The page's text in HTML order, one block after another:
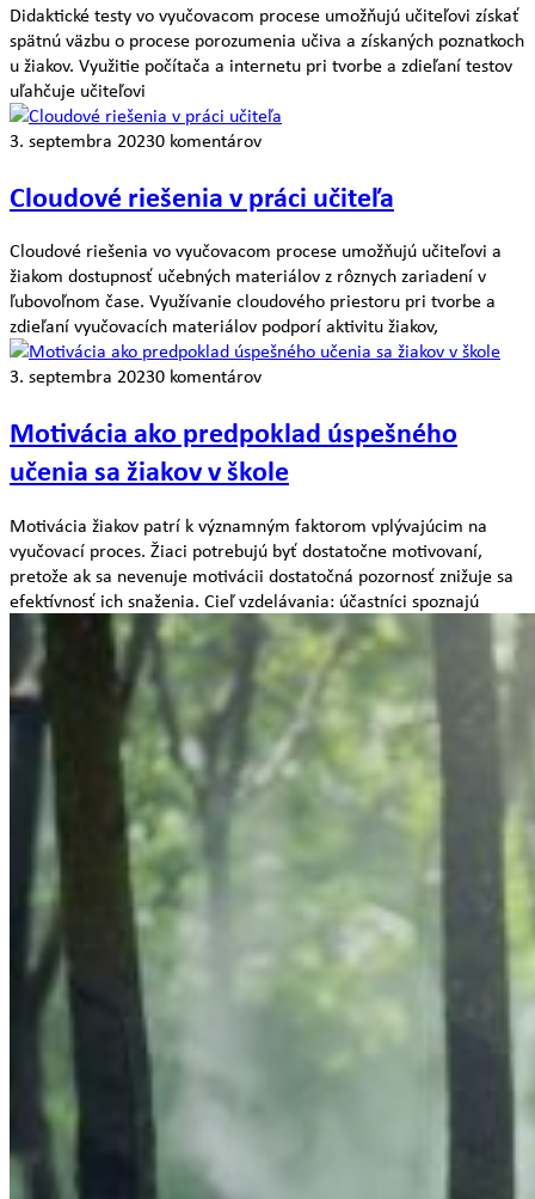
Didaktické testy vo vyučovacom procese umožňujú učiteľovi získať
spätnú väzbu o procese porozumenia učiva a získaných poznatkoch
u žiakov. Využitie počítača a internetu pri tvorbe a zdieľaní testov
uľahčuje učiteľovi
3. septembra 20230 komentárov
Cloudové riešenia v práci učiteľa
Cloudové riešenia vo vyučovacom procese umožňujú učiteľovi a
žiakom dostupnosť učebných materiálov z rôznych zariadení v
ľubovoľnom čase. Využívanie cloudového priestoru pri tvorbe a
zdieľaní vyučovacích materiálov podporí aktivitu žiakov,
3. septembra 20230 komentárov
Motivácia ako predpoklad úspešného
učenia sa žiakov v škole
Motivácia žiakov patrí k významným faktorom vplývajúcim na
vyučovací proces. Žiaci potrebujú byť dostatočne motivovaní,
pretože ak sa nevenuje motivácii dostatočná pozornosť znižuje sa
efektívnosť ich snaženia. Cieľ vzdelávania: účastníci spoznajú